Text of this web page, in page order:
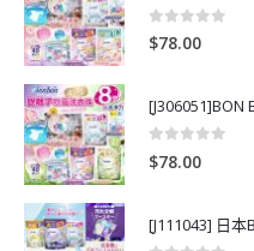
0
$78.00
[J306051]BON
0
$78.00